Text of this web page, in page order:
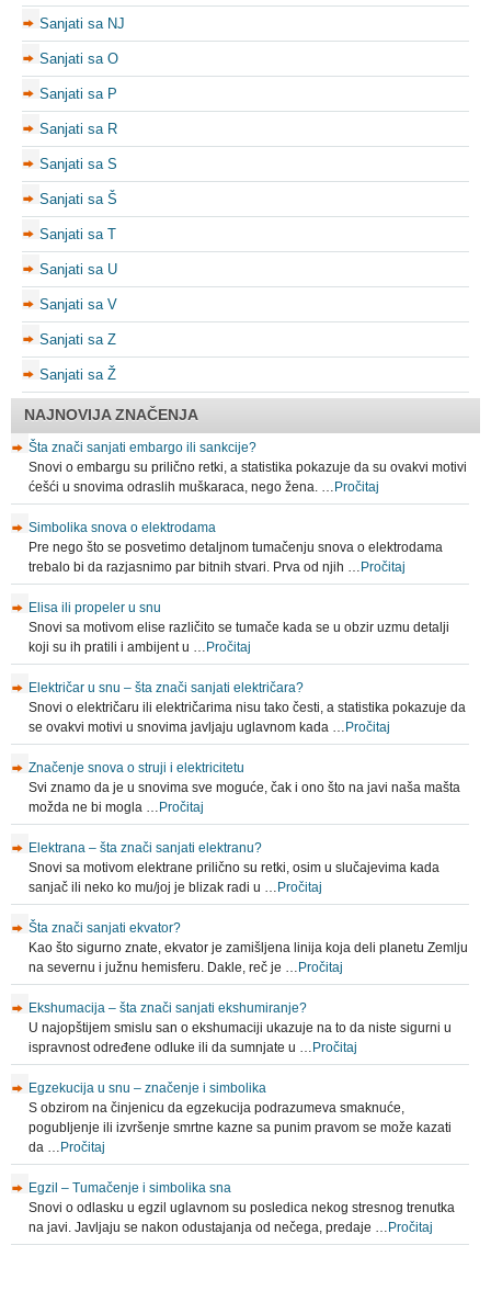
Sanjati sa NJ
Sanjati sa O
Sanjati sa P
Sanjati sa R
Sanjati sa S
Sanjati sa Š
Sanjati sa T
Sanjati sa U
Sanjati sa V
Sanjati sa Z
Sanjati sa Ž
NAJNOVIJA ZNAČENJA
Šta znači sanjati embargo ili sankcije?
Snovi o embargu su prilično retki, a statistika pokazuje da su ovakvi motivi
ćešći u snovima odraslih muškaraca, nego žena. … Pročitaj
Simbolika snova o elektrodama
Pre nego što se posvetimo detaljnom tumačenju snova o elektrodama
trebalo bi da razjasnimo par bitnih stvari. Prva od njih … Pročitaj
Elisa ili propeler u snu
Snovi sa motivom elise različito se tumače kada se u obzir uzmu detalji
koji su ih pratili i ambijent u … Pročitaj
Električar u snu – šta znači sanjati električara?
Snovi o električaru ili električarima nisu tako česti, a statistika pokazuje da
se ovakvi motivi u snovima javljaju uglavnom kada … Pročitaj
Značenje snova o struji i elektricitetu
Svi znamo da je u snovima sve moguće, čak i ono što na javi naša mašta
možda ne bi mogla … Pročitaj
Elektrana – šta znači sanjati elektranu?
Snovi sa motivom elektrane prilično su retki, osim u slučajevima kada
sanjač ili neko ko mu/joj je blizak radi u … Pročitaj
Šta znači sanjati ekvator?
Kao što sigurno znate, ekvator je zamišljena linija koja deli planetu Zemlju
na severnu i južnu hemisferu. Dakle, reč je … Pročitaj
Ekshumacija – šta znači sanjati ekshumiranje?
U najopštijem smislu san o ekshumaciji ukazuje na to da niste sigurni u
ispravnost određene odluke ili da sumnjate u … Pročitaj
Egzekucija u snu – značenje i simbolika
S obzirom na činjenicu da egzekucija podrazumeva smaknuće,
pogubljenje ili izvršenje smrtne kazne sa punim pravom se može kazati
da … Pročitaj
Egzil – Tumačenje i simbolika sna
Snovi o odlasku u egzil uglavnom su posledica nekog stresnog trenutka
na javi. Javljaju se nakon odustajanja od nečega, predaje … Pročitaj